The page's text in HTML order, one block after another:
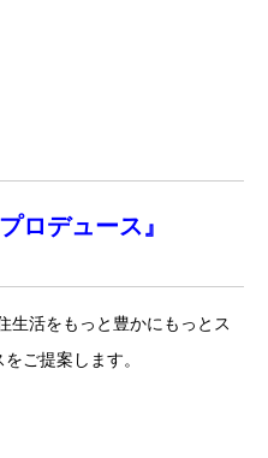
プロデュース』
生活をもっと豊かにもっとス
ご提案します。